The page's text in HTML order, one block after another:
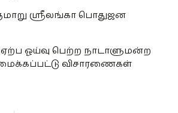
ஶ்ரீலங்கா பொதுஜன
ஓய்வு பெற்ற நாடாளுமன்ற
விசாரணைகள்